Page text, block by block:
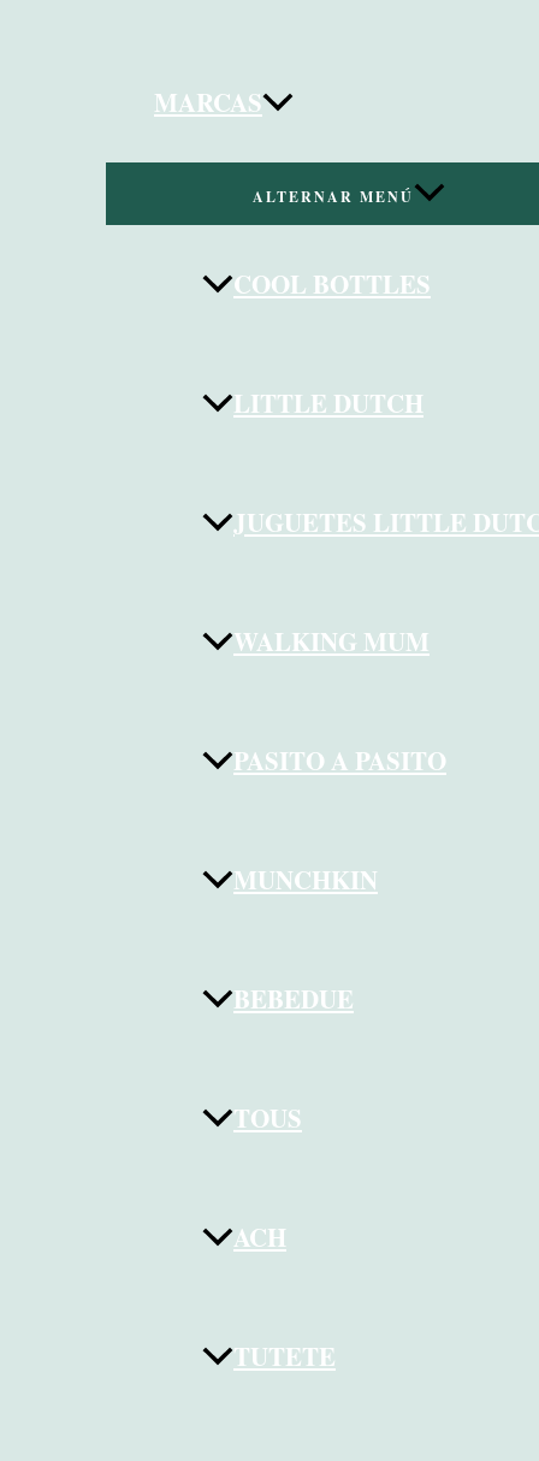
MARCAS
ALTERNAR MENÚ
COOL BOTTLES
LITTLE DUTCH
JUGUETES LITTLE
WALKING MUM
PASITO A PASITO
MUNCHKIN
BEBEDUE
TOUS
ACH
TUTETE